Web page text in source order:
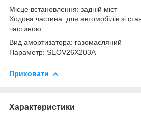
Місце встановлення: задній міст
Ходова частина: для автомобілів зі
частиною
Вид амортизатора: газомасляний
Параметр: SEOV26X203A
Приховати
Характеристики